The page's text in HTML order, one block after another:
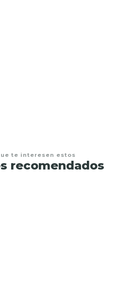
te interesen estos
recomendados